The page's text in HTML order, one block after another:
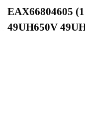
EAX66804605
49UH650V